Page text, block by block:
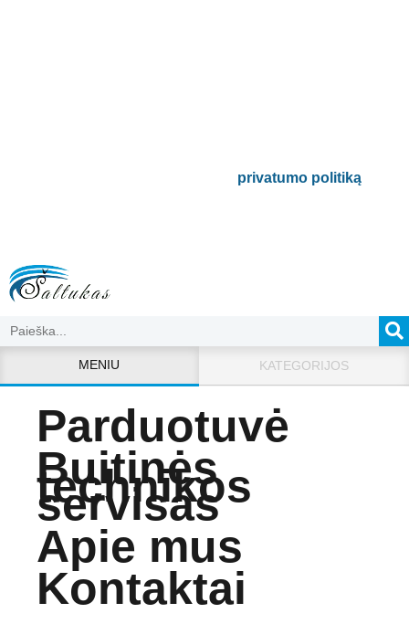
privatumo politiką.
MENIU KATEGORIJOS
Parduotuvė
Buitinės
technikos
servisas
Apie mus
Kontaktai